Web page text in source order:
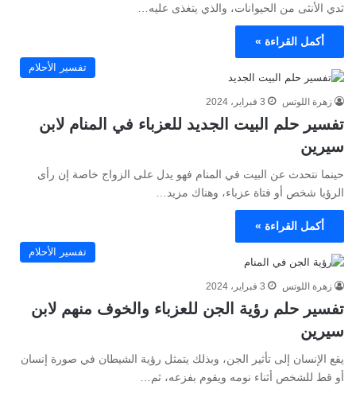
ثدي الأنثى من الحيوانات، والذي يتغذى عليه…
أكمل القراءة »
تفسير الأحلام
زهرة اللوتس 3 فبراير، 2024
تفسير حلم البيت الجديد للعزباء في المنام لابن
سيرين
حينما نتحدث عن البيت في المنام فهو يدل على الزواج خاصة إن رأى
الرؤيا شخص أو فتاة عزباء، وهناك مزيد…
أكمل القراءة »
تفسير الأحلام
زهرة اللوتس 3 فبراير، 2024
تفسير حلم رؤية الجن للعزباء والخوف منهم لابن
سيرين
يقع الإنسان إلى تأثير الجن، وبذلك يتمثل رؤية الشيطان في صورة إنسان
أو قط للشخص أثناء نومه ويقوم بفزعه، ثم…